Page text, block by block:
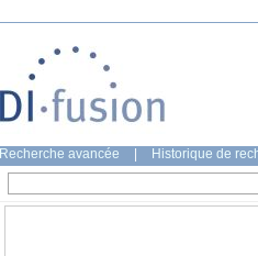
Recherche avancée Historique de